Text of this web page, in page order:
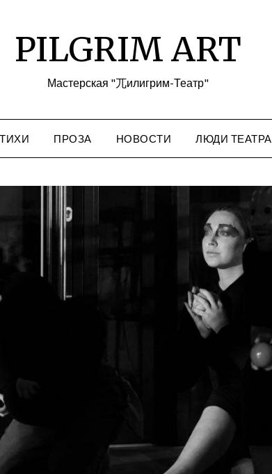
PILGRIM ART
Мастерская "兀илигрим-Театр"
ПРОЗА НОВОСТИ ЛЮДИ ТЕАТРА